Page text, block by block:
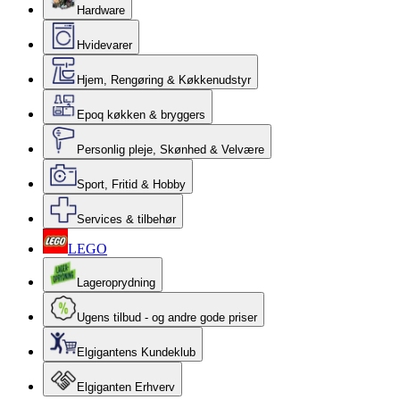
Hardware
Hvidevarer
Hjem, Rengøring & Køkkenudstyr
Epoq køkken & bryggers
Personlig pleje, Skønhed & Velvære
Sport, Fritid & Hobby
Services & tilbehør
LEGO
Lageroprydning
Ugens tilbud - og andre gode priser
Elgigantens Kundeklub
Elgiganten Erhverv